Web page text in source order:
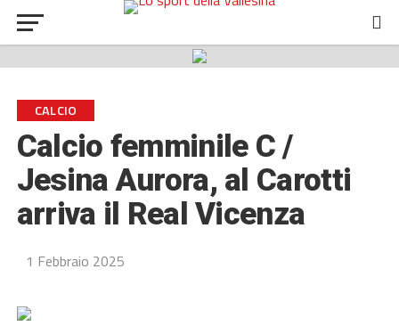
CALCIO
Calcio femminile C /
Jesina Aurora, al Carotti
arriva il Real Vicenza
1 Febbraio 2025